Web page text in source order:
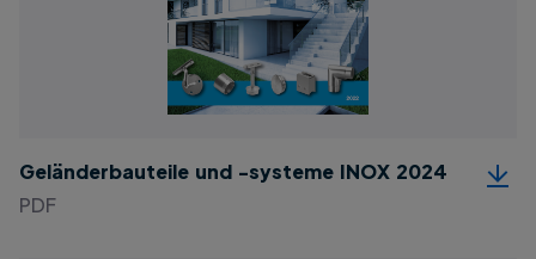
Geländerbauteile und -systeme INOX 2024
PDF